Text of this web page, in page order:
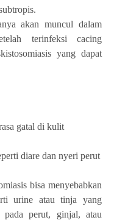
akan muncul dalam
terinfeksi cacing
yang dapat
gatal di kulit
diare dan nyeri perut
bisa menyebabkan
urine atau tinja yang
pada perut, ginjal, atau